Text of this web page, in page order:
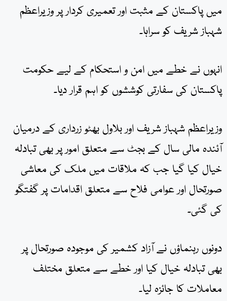
میں پاکستان کے مثبت اور تعمیری کردار پر وزیراعظم
شہباز شریف کو سراہا۔
انہوں نے خطے میں امن و استحکام کے لیے حکومت
پاکستان کی سفارتی کوششوں کو اہم قرار دیا۔
وزیراعظم شہباز شریف اور بلاول بھٹو زرداری کے درمیان
آئندہ مالی سال کے بجٹ سے متعلق امور پر بھی تبادلہ
خیال کیا گیا جب کہ ملاقات میں ملک کی معاشی
صورتحال اور عوامی فلاح سے متعلق اقدامات پر گفتگو
کی گئی۔
دونوں رہنماؤں نے آزاد کشمیر کی موجودہ صورتحال پر
بھی تبادلہ خیال کیا اور خطے سے متعلق مختلف
معاملات کا جائزہ لیا۔